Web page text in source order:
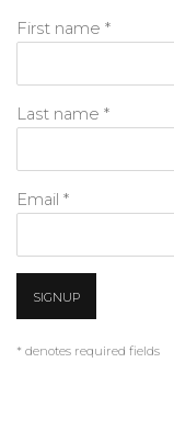
First name *
Last name *
Email *
SIGNUP
* denotes required fields